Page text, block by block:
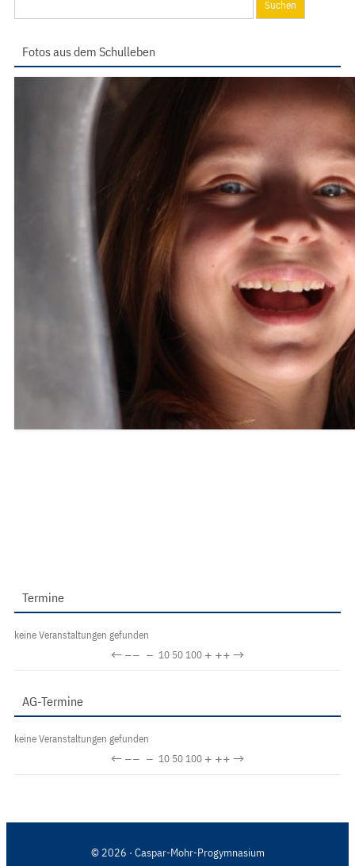
nach:
Fotos aus dem Schulleben
Termine
keine Veranstaltungen gefunden
←−− − 10 50100 + ++→
AG-Termine
keine Veranstaltungen gefunden
←−− − 10 50100 + ++→
© 2026 · Caspar-Mohr-Progymnasium